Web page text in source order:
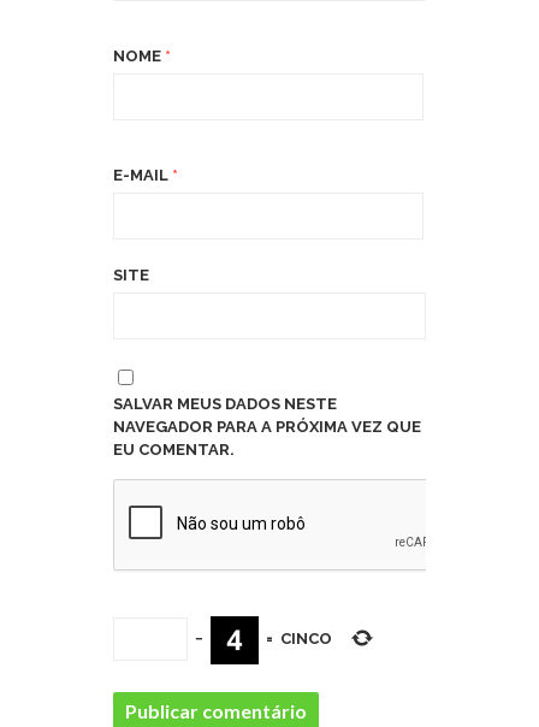
NOME *
E-MAIL *
SITE
SALVAR MEUS DADOS NESTE
NAVEGADOR PARA A PRÓXIMA VEZ QUE
EU COMENTAR.
− = CINCO